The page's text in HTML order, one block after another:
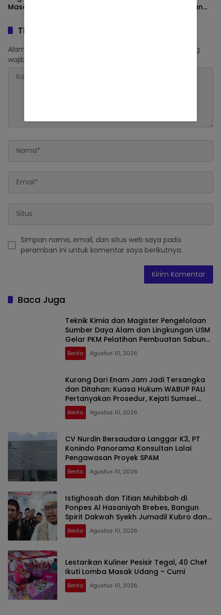
Masak Udang – Cumi
Aksi Kreatif di Jembatan
Tinggalkan Balasan
Alamat email Anda tidak akan dipublikasikan.
Ruas yang
wajib ditandai
Simpan nama, email, dan situs web saya pada
peramban ini untuk komentar saya berikutnya.
Baca Juga
Teknik Kimia dan Magister Pengelolaan
Sumber Daya Alam dan Lingkungan USM
Gelar PKM Pelatihan Pembuatan Sabun
Cair Eco-Enzim di Rumoh Seujahtera
Aneuk Nanggroe
Berita Agustus 10, 2026
Kurang Dari Enam Jam Jadi Tersangka
dan Ditahan: Kuasa Hukum WABUP PALI
Pertanyakan Prosedur, Kejati Sumsel
Ditantang Buka Terang
Berita Agustus 10, 2026
CV Nurdin Bersaudara Langgar K3, PT
Konindo Panorama Konsultan Lalai
Pengawasan Proyek SPAM
Berita Agustus 10, 2026
Istighosah dan Titian Muhibbah di
Ponpes Al Hasaniyah Brebes, Bangun
Spirit Dakwah Syekh Jumadil Kubro dan
Wali Songo
Berita Agustus 10, 2026
Lestarikan Kuliner Pesisir Tegal, 40 Chef
Ikuti Lomba Masak Udang – Cumi
Berita Agustus 10, 2026